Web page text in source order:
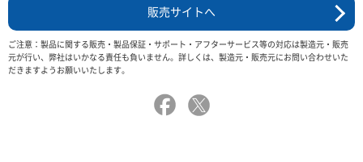
販売サイトへ
ご注意：製品に関する販売・製品保証・サポート・アフターサービス等の対応は製造元・販売
元が行い、弊社はいかなる責任も負いません。詳しくは、製造元・販売元にお問い合わせいた
だきますようお願いいたします。